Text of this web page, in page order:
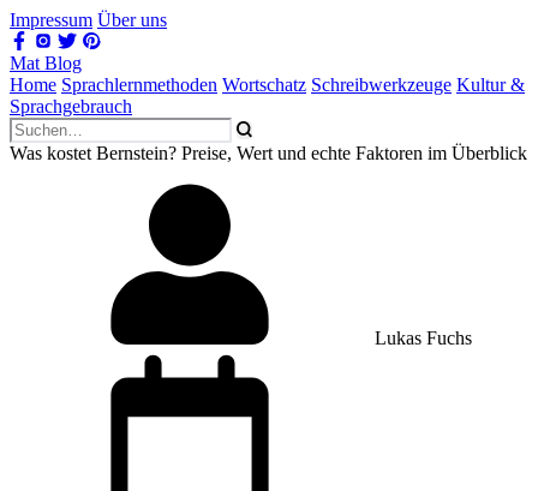
Impressum Über uns
Mat Blog
Home Sprachlernmethoden Wortschatz Schreibwerkzeuge Kultur &
Sprachgebrauch
Was kostet Bernstein? Preise, Wert und echte Faktoren im Überblick
Lukas Fuchs